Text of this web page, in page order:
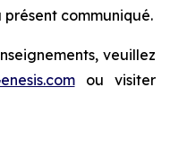
communiqué.
veuillez
ou visiter